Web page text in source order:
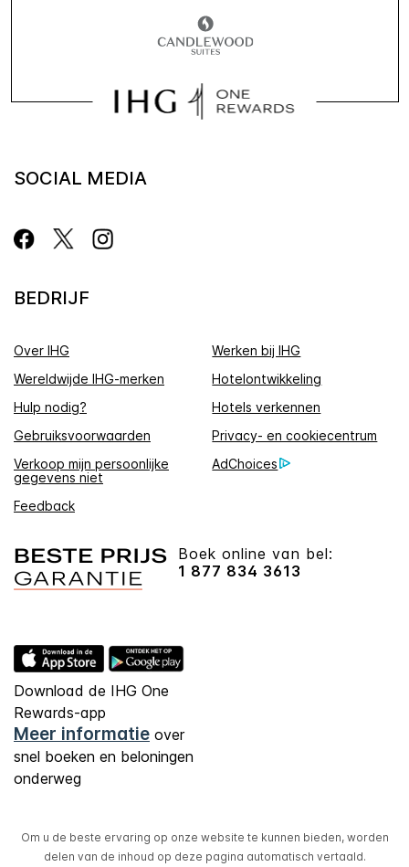
SOCIAL MEDIA
BEDRIJF
Over IHG
Werken bij IHG
Wereldwijde IHG-merken
Hotelontwikkeling
Hulp nodig?
Hotels verkennen
Gebruiksvoorwaarden
Privacy- en cookiecentrum
Verkoop mijn persoonlijke
gegevens niet
AdChoices
Feedback
Boek online van bel:
1 877 834 3613
Download de IHG One
Rewards-app
Meer informatie over
snel boeken en beloningen
onderweg
Om u de beste ervaring op onze website te kunnen bieden, worden
delen van de inhoud op deze pagina automatisch vertaald.